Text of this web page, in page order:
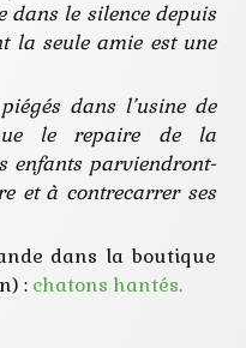
dans le silence depuis
la seule amie est une
dans l’usine de
le repaire de la
enfants parviendront-
et à contrecarrer ses
dans la boutique
: chatons hantés.